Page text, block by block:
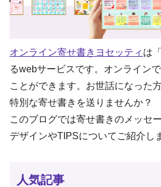
オンライン寄せ書きヨセッティ は
るwebサービスです。オンライン
ことができます。お世話になった
特別な寄せ書きを送りませんか？
このブログでは寄せ書きのメッセ
デザインやTIPSについてご紹介し
人気記事